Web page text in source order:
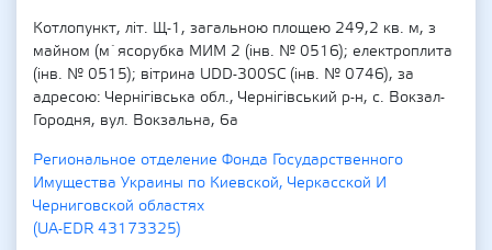
Котлопункт, літ. Щ-1, загальною площею 249,2 кв. м, з
майном (м`ясорубка МИМ 2 (інв. № 0516); електроплита
(інв. № 0515); вітрина UDD-300SC (інв. № 0746), за
адресою: Чернігівська обл., Чернігівський р-н, с. Вокзал-
Городня, вул. Вокзальна, 6а
Региональное отделение Фонда Государственного
Имущества Украины по Киевской, Черкасской И
Черниговской областях
(UA-EDR 43173325)